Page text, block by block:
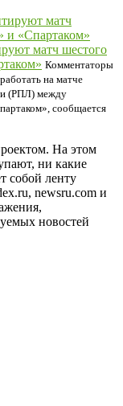
матч шестого
Комментаторы
на матче
(РПЛ) между
сообщается
На этом
ни какие
собой ленту
newsru.com и
новостей